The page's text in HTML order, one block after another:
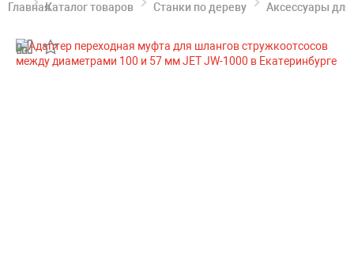
Каталог товаров Станки по дереву Аксессуары для